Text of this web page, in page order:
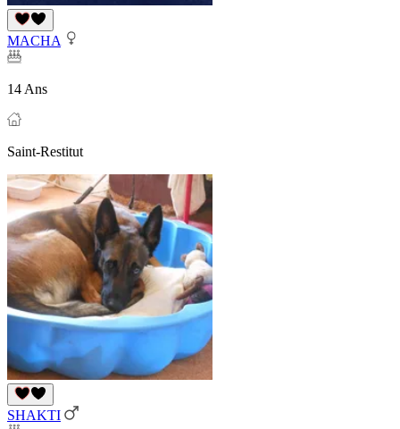
MACHA
14 Ans
Saint-Restitut
SHAKTI